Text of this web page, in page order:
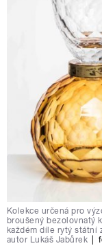
Kolekce určená pro
broušený bezolovnatý
každém díle rytý státní
autor Lukáš Jabůrek